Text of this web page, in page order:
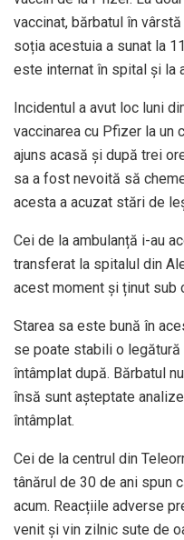
vaccinat, bărbatul în
soția acestuia a sunat la
este internat în spital și la
Incidentul a avut loc luni
vaccinarea cu Pfizer la un
ajuns acasă și după trei
sa a fost nevoită să
acesta a acuzat stări de
Cei de la ambulanță i-au
transferat la spitalul din
acest moment și ținut sub
Starea sa este bună în
se poate stabili o
întâmplat după. Bărbatul
însă sunt așteptate
întâmplat.
Cei de la centrul din
tânărul de 30 de ani spun
acum. Reacțiile adverse
venit și vin zilnic sute de